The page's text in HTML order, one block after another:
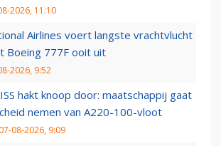
2026, 11:10
Airlines voert langste vrachtvlucht
Boeing 777F ooit uit
2026, 9:52
hakt knoop door: maatschappij gaat
nemen van A220-100-vloot
07-08-2026, 9:09